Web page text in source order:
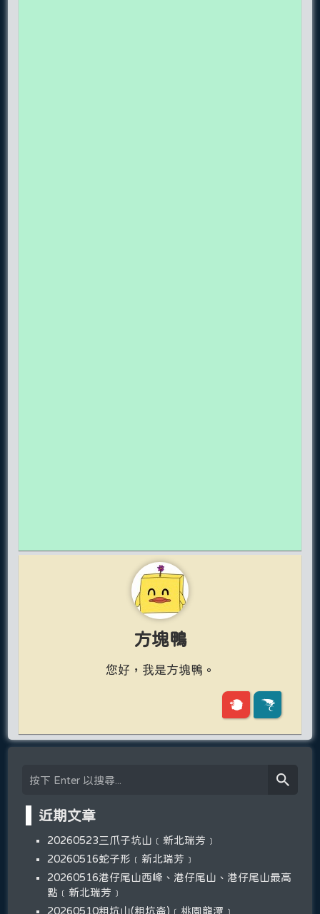
方塊鴨
您好，我是方塊鴨。
近期文章
20260523三爪子坑山﹝新北瑞芳﹞
20260516蛇子形﹝新北瑞芳﹞
20260516港仔尾山西峰、港仔尾山、港仔尾山最高
點﹝新北瑞芳﹞
20260510粗坑山(粗坑崙)﹝桃園龍潭﹞